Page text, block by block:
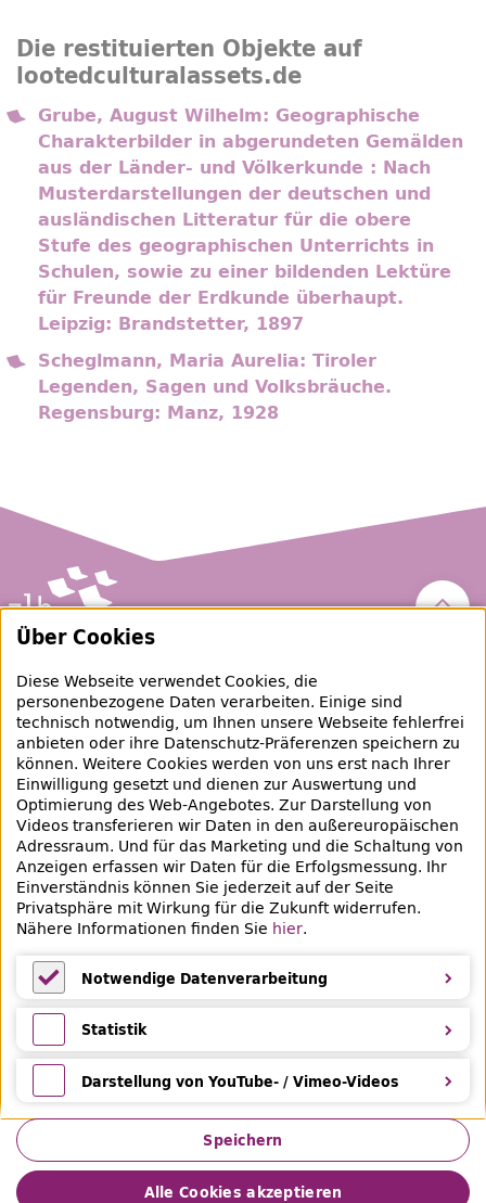
Die restituierten Objekte auf
lootedculturalassets.de
Grube, August Wilhelm: Geographische
Charakterbilder in abgerundeten Gemälden
aus der Länder- und Völkerkunde : Nach
Musterdarstellungen der deutschen und
ausländischen Litteratur für die obere
Stufe des geographischen Unterrichts in
Schulen, sowie zu einer bildenden Lektüre
für Freunde der Erdkunde überhaupt.
Leipzig: Brandstetter, 1897
Scheglmann, Maria Aurelia: Tiroler
Legenden, Sagen und Volksbräuche.
Regensburg: Manz, 1928
Zentral- und Landesbibliothek Berlin
raubgut@zlb.de
+49 30 90226-733
Social-Media Kanäle der ZLB
Facebook Mastodon Instagram
Bereich Provenienzforschung
Breite Straße 30-36
10178 Berlin
Über Cookies
Diese Webseite verwendet Cookies, die
personenbezogene Daten verarbeiten. Einige sind
technisch notwendig, um Ihnen unsere Webseite fehlerfrei
anbieten oder ihre Datenschutz-Präferenzen speichern zu
können. Weitere Cookies werden von uns erst nach Ihrer
Einwilligung gesetzt und dienen zur Auswertung und
Optimierung des Web-Angebotes. Zur Darstellung von
Videos transferieren wir Daten in den außereuropäischen
Adressraum. Und für das Marketing und die Schaltung von
Anzeigen erfassen wir Daten für die Erfolgsmessung. Ihr
Einverständnis können Sie jederzeit auf der Seite
Privatsphäre mit Wirkung für die Zukunft widerrufen.
Nähere Informationen finden Sie hier.
Notwendige Datenverarbeitung
Notwendige Datenverarbeitung
Statistik
StatistikDarstellung von YouTube- / Vimeo-Videos
Darstellung von YouTube- / Vimeo-Videos
Speichern
Alle Cookies akzeptieren